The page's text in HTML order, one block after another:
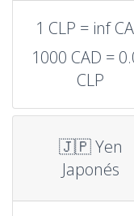
1 CLP = inf
1000 CAD =
CLP
🇯🇵 Yen
Japonés